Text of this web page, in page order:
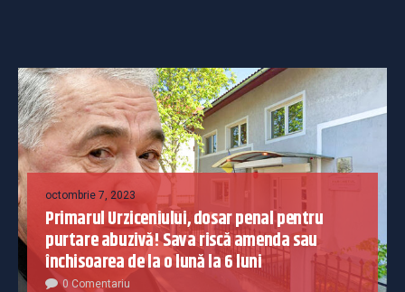
octombrie 7, 2023
Primarul Urziceniului, dosar penal pentru
purtare abuzivă! Sava riscă amenda sau
închisoarea de la o lună la 6 luni
0 Comentariu